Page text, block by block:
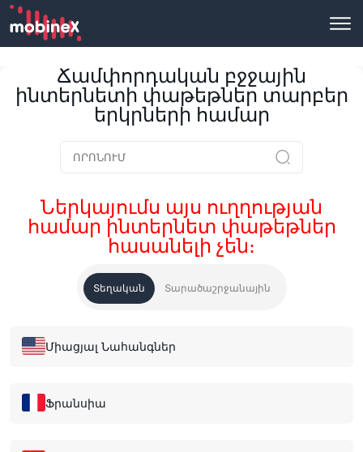
Ճամփորդական բջջային
ինտերնետի փաթեթներ տարբեր
երկրների համար
Ներկայումս այս ուղղության
համար ինտերնետ փաթեթներ
հասանելի չեն։
Տեղական Տարածաշրջանային
Միացյալ Նահանգներ
Ֆրանսիա